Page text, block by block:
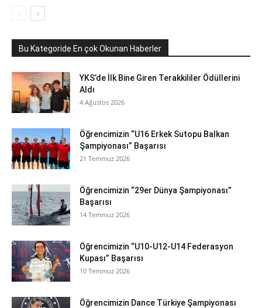
Bu Kategoride En çok Okunan Haberler
YKS’de İlk Bine Giren Terakkililer Ödüllerini
Aldı
4 Ağustos 2026
Öğrencimizin “U16 Erkek Sutopu Balkan
Şampiyonası” Başarısı
21 Temmuz 2026
Öğrencimizin “29er Dünya Şampiyonası”
Başarısı
14 Temmuz 2026
Öğrencimizin “U10-U12-U14 Federasyon
Kupası” Başarısı
10 Temmuz 2026
Öğrencimizin Dance Türkiye Şampiyonası